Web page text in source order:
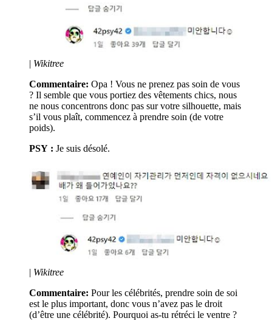
| Wikitree
Commentaire: Opa ! Vous ne prenez pas soin de vous
? Il semble que vous portiez des vêtements chics, nous
ne nous concentrons donc pas sur votre silhouette, mais
s’il vous plaît, commencez à prendre soin (de votre
poids).
PSY : Je suis désolé.
| Wikitree
Commentaire: Pour les célébrités, prendre soin de soi
est le plus important, donc vous n’avez pas le droit
(d’être une célébrité). Pourquoi as-tu rétréci le ventre ?